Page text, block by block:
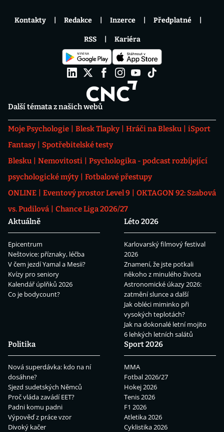
Další témata z našich webů
Moje Psychologie Blesk Tlapky Hráči na Blesku
iSport
Fantasy
Spotřebitelské testy
Blesku
Nemovitosti
Psychologika - podcast rozbíjející
psychologické mýty
Fotbalové přestupy
ONLINE
Eventový prostor Level 9
OKTAGON 92: Szabová
vs. Pudilová
Chance Liga 2026/27
Aktuálně
Epicentrum
Neštovice: příznaky, léčba
V čem jezdí Yamal a Mesii?
Kvízy pro seniory
Kalendář úplňků 2026
Co je bodycount?
Léto 2026
Karlovarský filmový festival
2026
Znamení, že jste potkali
někoho z minulého života
Astronomické úkazy 2026:
zatmění slunce a další
Jak obléci miminko při
vysokých teplotách?
Jak na dokonalé letní mojito
6 lehkých letních salátů
Politika
Nová superdávka: kdo na ní
dosáhne?
Sjezd sudetských Němců
Proč vláda zavádí EET?
Padni komu padni
Výpověď z práce vzor
Divoký kačer
Sport 2026
MMA
Fotbal 2026/27
Hokej 2026
Tenis 2026
F1 2026
Atletika 2026
Cyklistika 2026
Kontakty Redakce Inzerce Předplatné
RSS Kariéra